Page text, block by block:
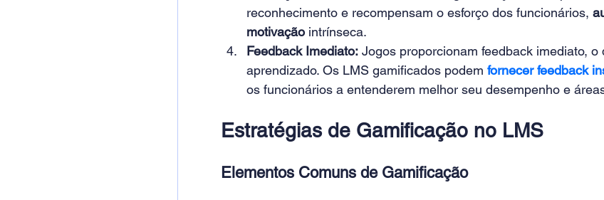
reconhecimento e recompensam o esforço dos funcionários,
motivação intrínseca.
Feedback Imediato: Jogos proporcionam feedback imediato, o
aprendizado. Os LMS gamificados podem fornecer feedback
os funcionários a entenderem melhor seu desempenho e
Estratégias de Gamificação no LMS
Elementos Comuns de Gamificação